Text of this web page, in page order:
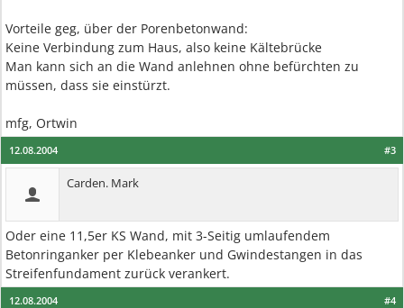
Vorteile geg, über der Porenbetonwand:
Keine Verbindung zum Haus, also keine Kältebrücke
Man kann sich an die Wand anlehnen ohne befürchten zu
müssen, dass sie einstürzt.
mfg, Ortwin
#3
12.08.2004
Carden. Mark
Oder eine 11,5er KS Wand, mit 3-Seitig umlaufendem
Betonringanker per Klebeanker und Gwindestangen in das
Streifenfundament zurück verankert.
#4
12.08.2004